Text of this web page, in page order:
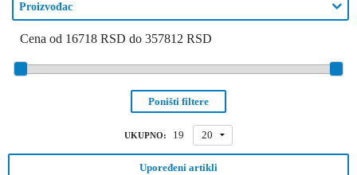
Proizvođac
Cena od 16718 RSD do 357812 RSD
Poništi filtere
UKUPNO: 19 20
Upoređeni artikli